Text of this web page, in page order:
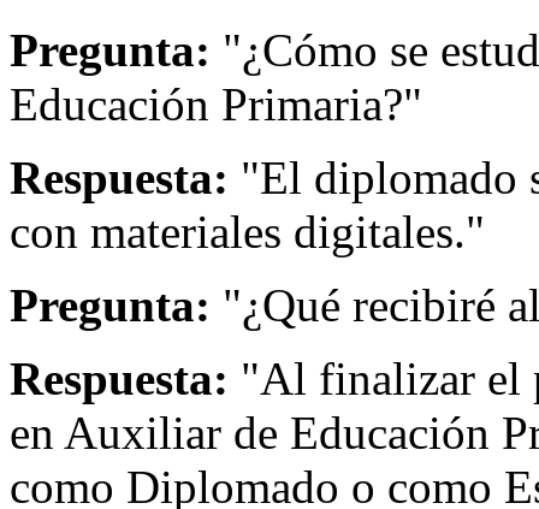
Pregunta: "¿Cómo se
Educación Primaria?"
Respuesta: "El diplomado
con materiales digitales."
Pregunta: "¿Qué recibiré
Respuesta: "Al finalizar el
en Auxiliar de Educación
como Diplomado o como